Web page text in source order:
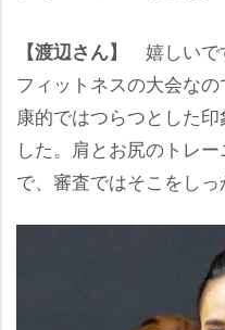
【渡辺さん】
嬉しいで
フィットネスの大会な
康的ではつらつとした
した。肩とお尻のトレ
で、審査ではそこをしっ